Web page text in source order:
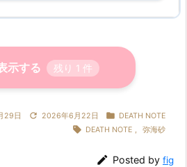
示する 残り 1 件
29日  2026年6月22日  DEATH NOTE
 DEATH NOTE , 弥海砂
 Posted by fig